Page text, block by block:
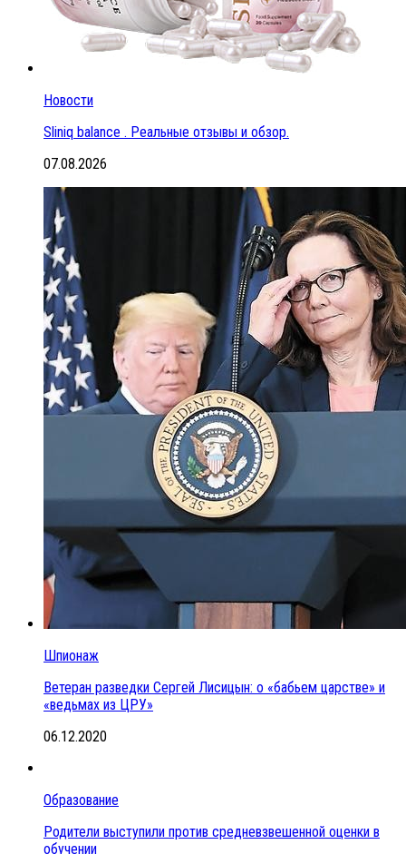
Новости
Sliniq balance . Реальные отзывы и обзор.
07.08.2026
Шпионаж
Ветеран разведки Сергей Лисицын: о «бабьем царстве» и
«ведьмах из ЦРУ»
06.12.2020
Образование
Родители выступили против средневзвешенной оценки в
обучении